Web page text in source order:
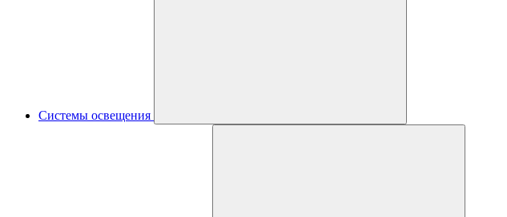
Системы освещения